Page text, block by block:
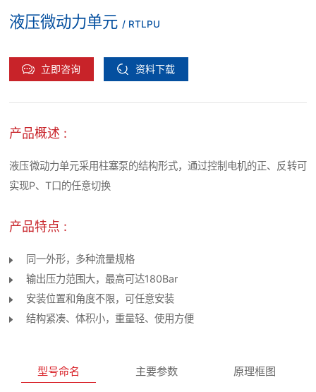
液压微动力单元 / RTLPU
立即咨询 资料下载
产品概述 :
液压微动力单元采用柱塞泵的结构形式，通过控制电机的正、反转可
实现P、T口的任意切换
产品特点 :
同一外形，多种流量规格
输出压力范围大，最高可达180Bar
安装位置和角度不限，可任意安装
结构紧凑、体积小，重量轻、使用方便
型号命名 主要参数 原理框图